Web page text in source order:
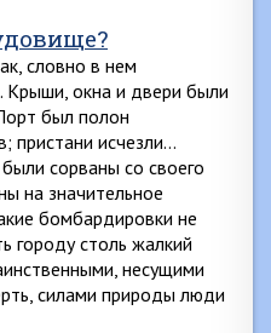
словно в нем
Крыши, окна и двери были
был полон
пристани исчезли…
сорваны со своего
на значительное
бомбардировки не
городу столь жалкий
несущими
силами природы люди